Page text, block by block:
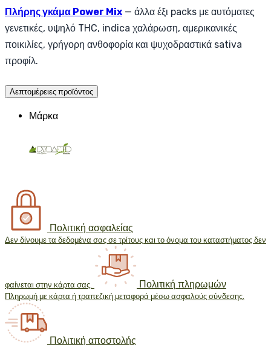
Πλήρης γκάμα Power Mix — άλλα έξι packs με αυτόματες
γενετικές, υψηλό THC, indica χαλάρωση, αμερικανικές
ποικιλίες, γρήγορη ανθοφορία και ψυχοδραστικά sativa
προφίλ.
Λεπτομέρειες προϊόντος
Μάρκα
Πολιτική ασφαλείας
Δεν δίνουμε τα δεδομένα σας σε τρίτους και το όνομα του καταστήματος δεν
φαίνεται στην κάρτα σας. Πολιτική πληρωμών
Πληρωμή με κάρτα ή τραπεζική μεταφορά μέσω ασφαλούς σύνδεσης.
Πολιτική αποστολής